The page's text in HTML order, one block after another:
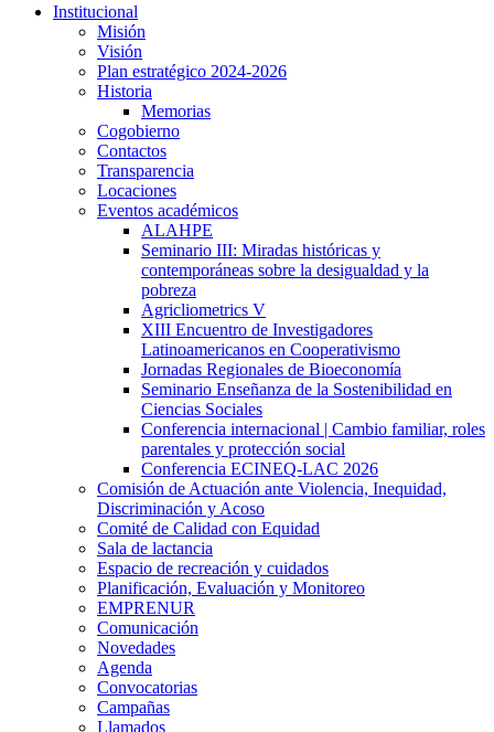
Institucional
Misión
Visión
Plan estratégico 2024-2026
Historia
Memorias
Cogobierno
Contactos
Transparencia
Locaciones
Eventos académicos
ALAHPE
Seminario III: Miradas históricas y
contemporáneas sobre la desigualdad y la
pobreza
Agricliometrics V
XIII Encuentro de Investigadores
Latinoamericanos en Cooperativismo
Jornadas Regionales de Bioeconomía
Seminario Enseñanza de la Sostenibilidad en
Ciencias Sociales
Conferencia internacional | Cambio familiar, roles
parentales y protección social
Conferencia ECINEQ-LAC 2026
Comisión de Actuación ante Violencia, Inequidad,
Discriminación y Acoso
Comité de Calidad con Equidad
Sala de lactancia
Espacio de recreación y cuidados
Planificación, Evaluación y Monitoreo
EMPRENUR
Comunicación
Novedades
Agenda
Convocatorias
Campañas
Llamados